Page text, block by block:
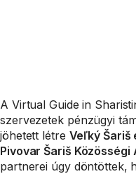
A Virtual Guide in
szervezetek pénzügyi
jöhetett létre Veľký Šariš
Pivovar Šariš Közösségi
partnerei úgy döntöttek,